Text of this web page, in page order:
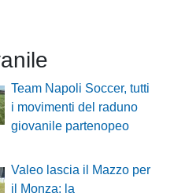
Team Napoli Soccer, tutti
i movimenti del raduno
giovanile partenopeo
Valeo lascia il Mazzo per
il Monza: la